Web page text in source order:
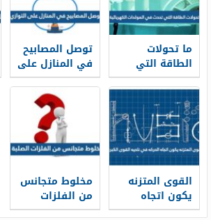
ما تحولات
الطاقة التي
تحدث في
المولدات
الكهربائية ؟
توصل المصابيح
في المنازل على
التوازي
القوى المتزنه
يكون اتجاه
الحركه في
مخلوط متجانس
من الفلزات
الصلبة